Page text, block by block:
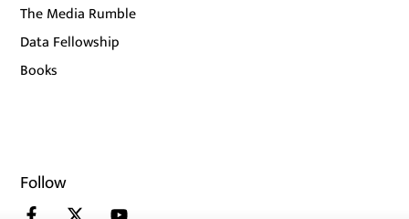
The Media Rumble
Data Fellowship
Books
Follow